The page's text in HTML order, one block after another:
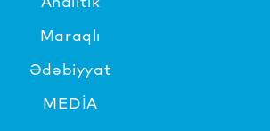
Maraqlı
Ədəbiyyat
MEDİA